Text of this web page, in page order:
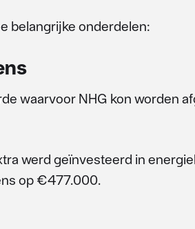
belangrijke onderdelen:
waarvoor NHG kon worden
werd geïnvesteerd in
op €477.000.